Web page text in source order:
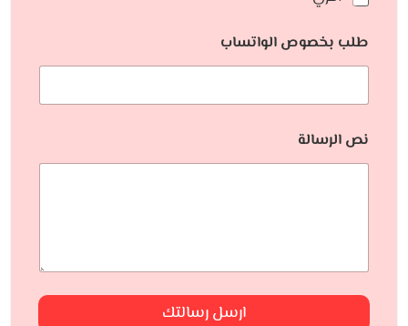
طلب بخصوص الواتساب
نص الرسالة
ارسل رسالتك